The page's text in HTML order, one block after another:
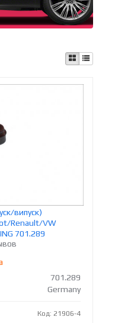
випуск)
Renault/VW
701.289
701.289
Germany
Код: 21906-4